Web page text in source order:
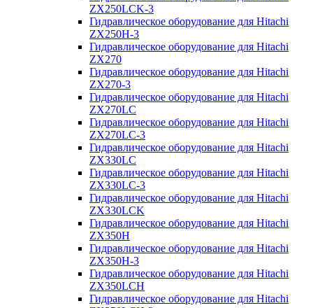
ZX250LCK-3
Гидравлическое оборудование для Hitachi
ZX250Н-3
Гидравлическое оборудование для Hitachi
ZX270
Гидравлическое оборудование для Hitachi
ZX270-3
Гидравлическое оборудование для Hitachi
ZX270LC
Гидравлическое оборудование для Hitachi
ZX270LC-3
Гидравлическое оборудование для Hitachi
ZX330LC
Гидравлическое оборудование для Hitachi
ZX330LC-3
Гидравлическое оборудование для Hitachi
ZX330LCK
Гидравлическое оборудование для Hitachi
ZX350H
Гидравлическое оборудование для Hitachi
ZX350H-3
Гидравлическое оборудование для Hitachi
ZX350LCH
Гидравлическое оборудование для Hitachi